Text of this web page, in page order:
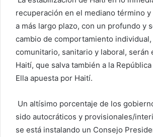
recuperación en el mediano término
a más largo plazo, con un profundo y
cambio de comportamiento
comunitario, sanitario y laboral, serán
Haití, que salva también a la
Ella apuesta por Haití.
Un altísimo porcentaje de los
sido autocráticos y provisionales/
se está instalando un Consejo